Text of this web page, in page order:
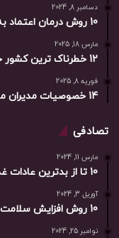
دسامبر 8, 2024
10 روش درمان اعتماد به نفس پایین در بزرگسالان
مارس 18, 2025
12 خطرناک ترین کشور جهان+ جدول کامل و آمار
فوریه 8, 2025
14 خصوصیات مدیران موفق در توسعه برندهای بین‌المللی
تصادفی
مارس 11, 2024
10 تا از بدترین عادات غذایی که سلامتی را به خطر می اندازد
آوریل 3, 2024
10 روش افزایش سلامت روانی و تعمیم مشاوره به دیگران
نوامبر 25, 2024